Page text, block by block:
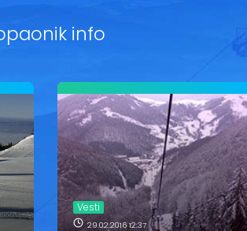
info
Vesti
29.02.2016 12:37